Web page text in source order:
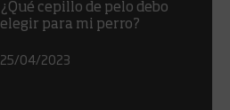
¿Qué cepillo de pelo debo
elegir para mi perro?
25/04/2023